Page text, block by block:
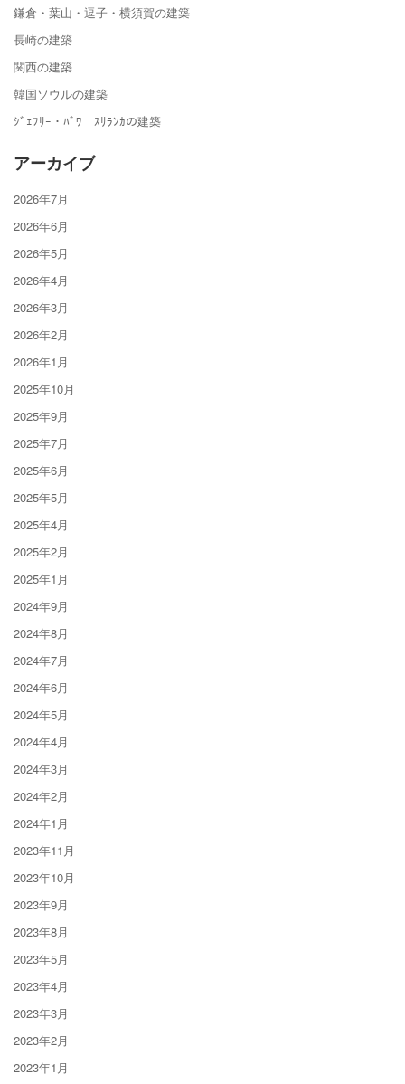
鎌倉・葉山・逗子・横須賀の建築
長崎の建築
関西の建築
韓国ソウルの建築
ｼﾞｪﾌﾘｰ・ﾊﾞﾜ ｽﾘﾗﾝｶの建築
アーカイブ
2026年7月
2026年6月
2026年5月
2026年4月
2026年3月
2026年2月
2026年1月
2025年10月
2025年9月
2025年7月
2025年6月
2025年5月
2025年4月
2025年2月
2025年1月
2024年9月
2024年8月
2024年7月
2024年6月
2024年5月
2024年4月
2024年3月
2024年2月
2024年1月
2023年11月
2023年10月
2023年9月
2023年8月
2023年5月
2023年4月
2023年3月
2023年2月
2023年1月